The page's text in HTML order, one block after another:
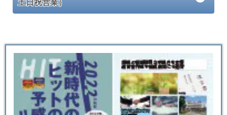
土日祝営業）